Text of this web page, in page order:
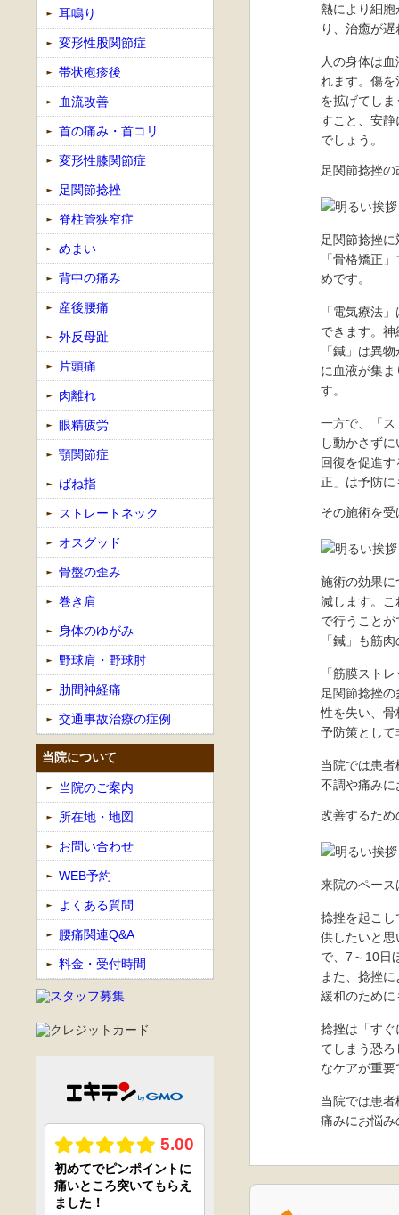
熱により細
り、治癒が
人の身体は
れます。傷
を拡げてし
すこと、安
でしょう。
足関節捻挫
足関節捻挫
「骨格矯正
めです。
「電気療法
できます。
「鍼」は異
に血液が集
す。
一方で、「
し動かさず
回復を促進
正」は予防
その施術を
施術の効果
減します。
で行うこと
「鍼」も筋
「筋膜スト
足関節捻挫
性を失い、
予防策とし
当院では患
不調や痛み
改善するた
来院のペー
捻挫を起こ
供したいと
で、7～10日
また、捻挫
緩和のため
捻挫は「す
てしまう恐
なケアが重要
当院では患
痛みにお悩
耳鳴り
変形性股関節症
帯状疱疹後
血流改善
首の痛み・首コリ
変形性膝関節症
足関節捻挫
脊柱管狭窄症
めまい
背中の痛み
産後腰痛
外反母趾
片頭痛
肉離れ
眼精疲労
顎関節症
ばね指
ストレートネック
オスグッド
骨盤の歪み
巻き肩
身体のゆがみ
野球肩・野球肘
肋間神経痛
交通事故治療の症例
当院について
当院のご案内
所在地・地図
お問い合わせ
WEB予約
よくある質問
腰痛関連Q&A
料金・受付時間